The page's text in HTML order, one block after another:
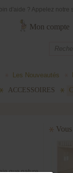
d'aide ? Appelez notre
Mon compte
Les Nouveautés
ACCESSOIRES
que nature